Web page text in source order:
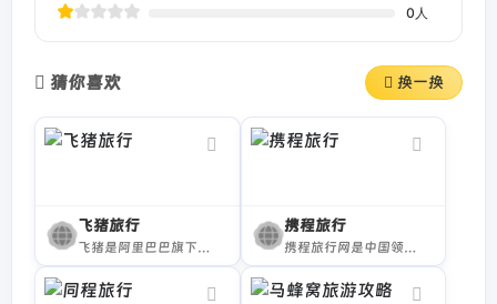
0 人
猜你喜欢 换一换
飞猪旅行
飞猪是阿里巴巴旗下的综合性旅游出行服务平台。飞猪整合数千家机票代理商、航空公司、旅行社、旅行代理商资源，直签酒店，客栈卖家等为广大旅游者提供特价机票，酒店预订，客栈查询，国内外度假信息，门票购买，签证代理，旅游卡券，租车，邮轮等旅游产品的信息搜索，购买及售后服务。全程采用支付宝担保交易，安全、可靠、有保证。
携程旅行
携程旅行网是中国领先的在线旅行服务公司，向超过9000万会员提供酒店预订、酒店点评及特价酒店查询、机票预订、飞机票查询、时刻表、票价查询、航班查询、度假预订、商旅管理、为您的出行提供全方位旅行服务。